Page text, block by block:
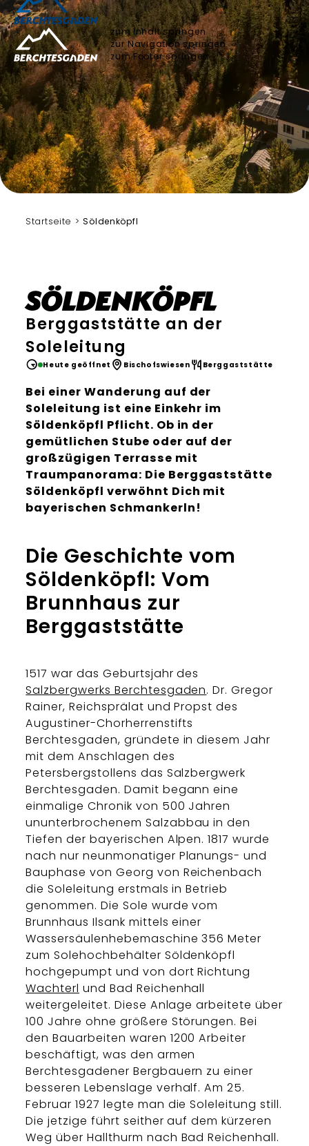
zum Inhalt springen
zur Navigation springen
zum Footer springen
Startseite Söldenköpfl
Söldenköpfl
Berggaststätte an der
Soleleitung
Heute geöffnet Bischofswiesen Berggaststätte
Bei einer Wanderung auf der
Soleleitung ist eine Einkehr im
Söldenköpfl Pflicht. Ob in der
gemütlichen Stube oder auf der
großzügigen Terrasse mit
Traumpanorama: Die Berggaststätte
Söldenköpfl verwöhnt Dich mit
bayerischen Schmankerln!
Die Geschichte vom
Söldenköpfl: Vom
Brunnhaus zur
Berggaststätte
1517 war das Geburtsjahr des
Salzbergwerks Berchtesgaden. Dr. Gregor
Rainer, Reichsprälat und Propst des
Augustiner-Chorherrenstifts
Berchtesgaden, gründete in diesem Jahr
mit dem Anschlagen des
Petersbergstollens das Salzbergwerk
Berchtesgaden. Damit begann eine
einmalige Chronik von 500 Jahren
ununterbrochenem Salzabbau in den
Tiefen der bayerischen Alpen. 1817 wurde
nach nur neunmonatiger Planungs- und
Bauphase von Georg von Reichenbach
die Soleleitung erstmals in Betrieb
genommen. Die Sole wurde vom
Brunnhaus Ilsank mittels einer
Wassersäulenhebemaschine 356 Meter
zum Solehochbehälter Söldenköpfl
hochgepumpt und von dort Richtung
Wachterl und Bad Reichenhall
weitergeleitet. Diese Anlage arbeitete über
100 Jahre ohne größere Störungen. Bei
den Bauarbeiten waren 1200 Arbeiter
beschäftigt, was den armen
Berchtesgadener Bergbauern zu einer
besseren Lebenslage verhalf. Am 25.
Februar 1927 legte man die Soleleitung still.
Die jetzige führt seither auf dem kürzeren
Weg über Hallthurm nach Bad Reichenhall.